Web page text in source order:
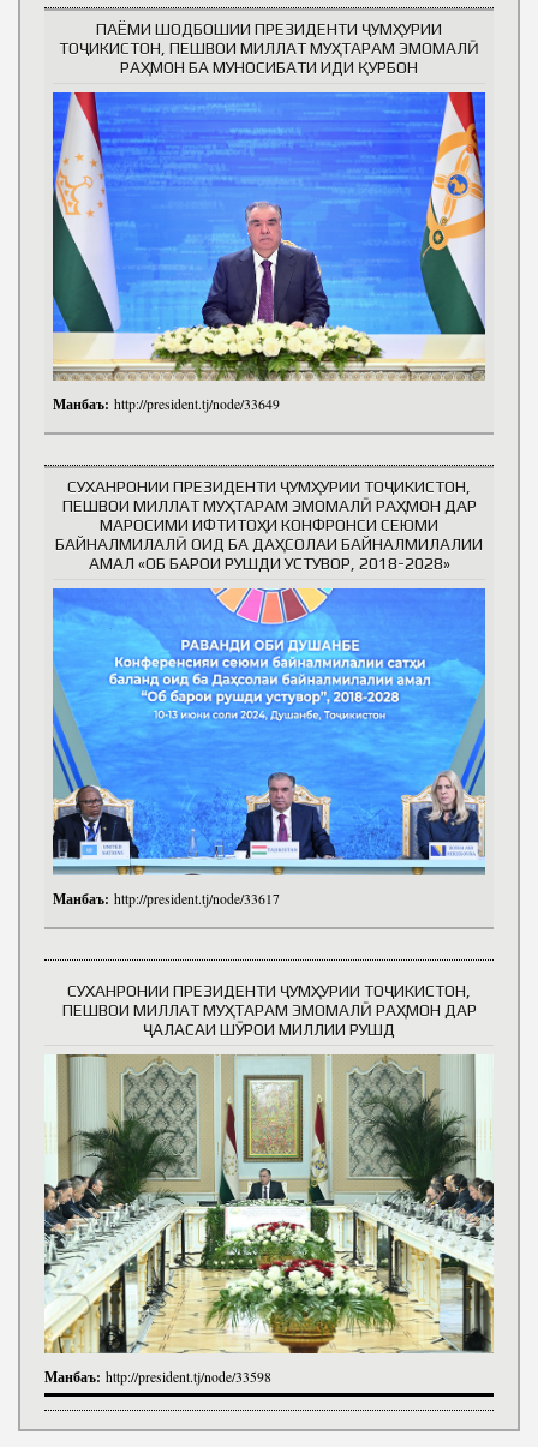
ПАЁМИ ШОДБОШИИ ПРЕЗИДЕНТИ ҶУМҲУРИИ
ТОҶИКИСТОН, ПЕШВОИ МИЛЛАТ МУҲТАРАМ ЭМОМАЛӢ
РАҲМОН БА МУНОСИБАТИ ИДИ ҚУРБОН
Манбаъ: http://president.tj/node/33649
СУХАНРОНИИ ПРЕЗИДЕНТИ ҶУМҲУРИИ ТОҶИКИСТОН,
ПЕШВОИ МИЛЛАТ МУҲТАРАМ ЭМОМАЛӢ РАҲМОН ДАР
МАРОСИМИ ИФТИТОҲИ КОНФРОНСИ СЕЮМИ
БАЙНАЛМИЛАЛӢ ОИД БА ДАҲСОЛАИ БАЙНАЛМИЛАЛИИ
АМАЛ «ОБ БАРОИ РУШДИ УСТУВОР, 2018-2028»
Манбаъ: http://president.tj/node/33617
СУХАНРОНИИ ПРЕЗИДЕНТИ ҶУМҲУРИИ ТОҶИКИСТОН,
ПЕШВОИ МИЛЛАТ МУҲТАРАМ ЭМОМАЛӢ РАҲМОН ДАР
ҶАЛАСАИ ШӮРОИ МИЛЛИИ РУШД
Манбаъ: http://president.tj/node/33598